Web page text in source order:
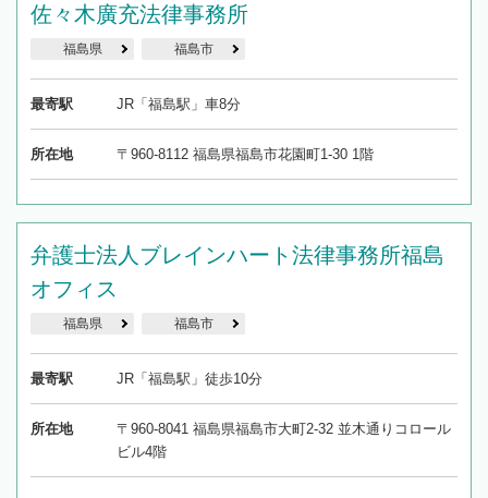
佐々木廣充法律事務所
福島県 福島市
最寄駅 JR「福島駅」車8分
所在地 〒960-8112 福島県福島市花園町1-30 1階
弁護士法人ブレインハート法律事務所福島
オフィス
福島県 福島市
最寄駅 JR「福島駅」徒歩10分
所在地
〒960-8041 福島県福島市大町2-32 並木通りコロール
ビル4階